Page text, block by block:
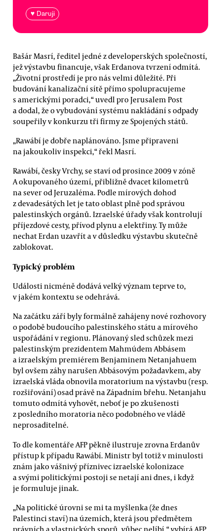
♥ Daruji
Bašár Masrí, ředitel jedné z developerských společností,
jež výstavbu financuje, však Erdanova tvrzení odmítá.
„Životní prostředí je pro nás velmi důležité. Při
budování kanalizační sítě přímo spolupracujeme
s americkými poradci,“ uvedl pro Jerusalem Post
a dodal, že o vybudování systému nakládání s odpady
soupeřily v konkurzu tři firmy ze Spojených států.
„Rawábí je dobře naplánováno. Jsme připraveni
na jakoukoliv inspekci,“ řekl Masrí.
Rawábí, česky Vrchy, se staví od prosince 2009 v zóně
A okupovaného území, přibližně dvacet kilometrů
na sever od Jeruzaléma. Podle mírových dohod
z devadesátých let je tato oblast plně pod správou
palestinských orgánů. Izraelské úřady však kontrolují
příjezdové cesty, přívod plynu a elektřiny. Ty může
nechat Erdan uzavřít a v důsledku výstavbu skutečně
zablokovat.
Typický problém
Události nicméně dodává velký význam teprve to,
v jakém kontextu se odehrává.
Na začátku září byly formálně zahájeny nové rozhovory
o podobě budoucího palestinského státu a mírového
uspořádání v regionu. Plánovaný sled schůzek mezi
palestinským prezidentem Mahmúdem Abbásem
a izraelským premiérem Benjaminem Netanjahuem
byl ovšem záhy narušen Abbásovým požadavkem, aby
izraelská vláda obnovila moratorium na výstavbu (resp.
rozšiřování) osad právě na Západním břehu. Netanjahu
tomuto odmítá vyhovět, neboť je po zkušenosti
z posledního moratoria něco podobného ve vládě
neprosaditelné.
To dle komentáře AFP pěkně ilustruje zrovna Erdanův
přístup k případu Rawábí. Ministr byl totiž v minulosti
znám jako vášnivý příznivec izraelské kolonizace
a svými politickými postoji se netají ani dnes, i když
je formuluje jinak.
„Na politické úrovni se mi ta myšlenka (že dnes
Palestinci staví) na územích, která jsou předmětem
právních a vlastnických sporů, vůbec nelíbí,“ vybírá AFP